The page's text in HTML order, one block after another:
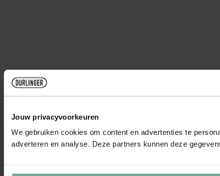
Jouw privacyvoorkeuren
We gebruiken cookies om content en advertenties te
adverteren en analyse. Deze partners kunnen deze